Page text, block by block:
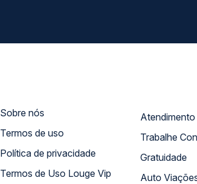
Sobre nós
Termos de uso
Política de privacidade
Termos de Uso Louge Vip
Trabalhe
Gratuidade
Auto